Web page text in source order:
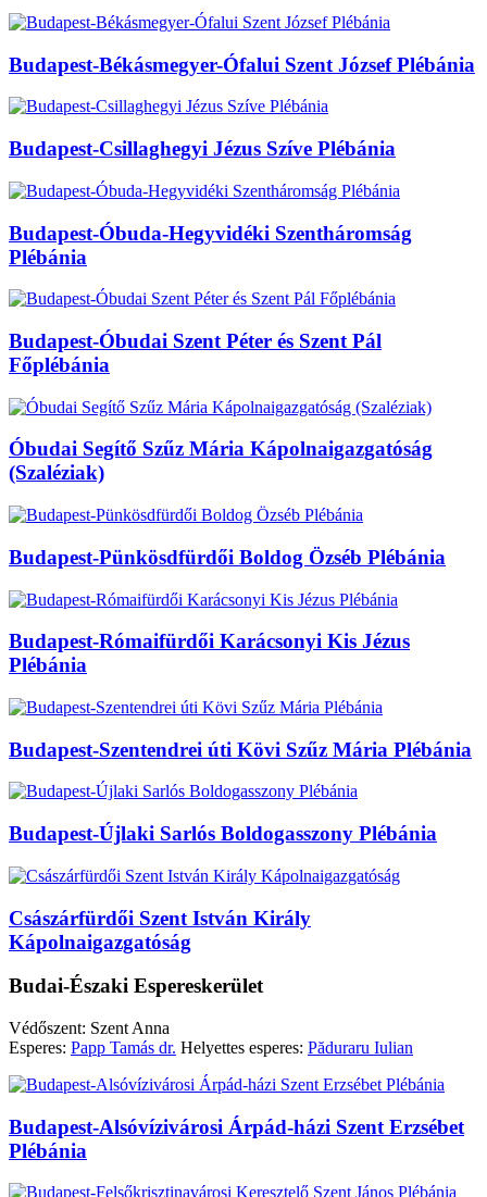
Budapest-Békásmegyer-Ófalui Szent József Plébánia
Budapest-Csillaghegyi Jézus Szíve Plébánia
Budapest-Óbuda-Hegyvidéki Szentháromság
Plébánia
Budapest-Óbudai Szent Péter és Szent Pál
Főplébánia
Óbudai Segítő Szűz Mária Kápolnaigazgatóság
(Szaléziak)
Budapest-Pünkösdfürdői Boldog Özséb Plébánia
Budapest-Rómaifürdői Karácsonyi Kis Jézus
Plébánia
Budapest-Szentendrei úti Kövi Szűz Mária Plébánia
Budapest-Újlaki Sarlós Boldogasszony Plébánia
Császárfürdői Szent István Király
Kápolnaigazgatóság
Budai-Északi Espereskerület
Védőszent: Szent Anna
Esperes: Papp Tamás dr. Helyettes esperes: Păduraru Iulian
Budapest-Alsóvízivárosi Árpád-házi Szent Erzsébet
Plébánia